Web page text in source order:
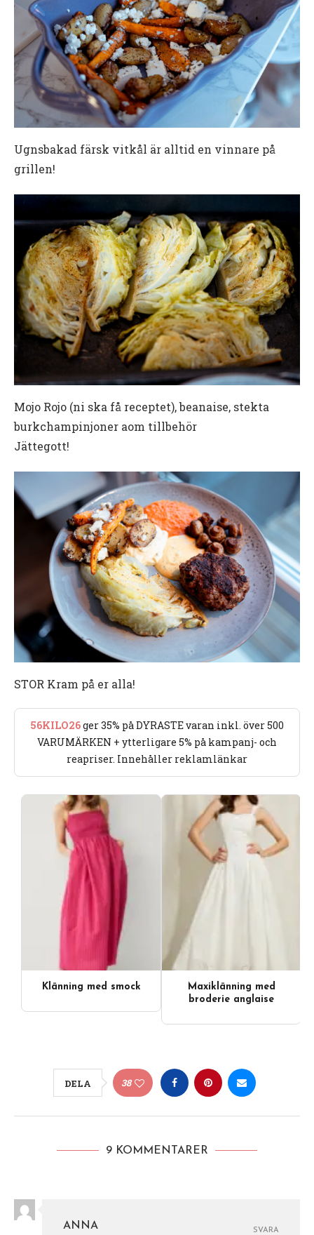
Ugnsbakad färsk vitkål är alltid en vinnare på
grillen!
Mojo Rojo (ni ska få receptet), beanaise, stekta
burkchampinjoner aom tillbehör
Jättegott!
STOR Kram på er alla!
56KILO26ger 35% på DYRASTE varan inkl. över 500
VARUMÄRKEN + ytterligare 5% på kampanj- och
reapriser. Innehåller reklamlänkar
Klänning med smock
Maxiklänning med
broderie anglaise
DELA 38
9 KOMMENTARER
ANNA SVARA